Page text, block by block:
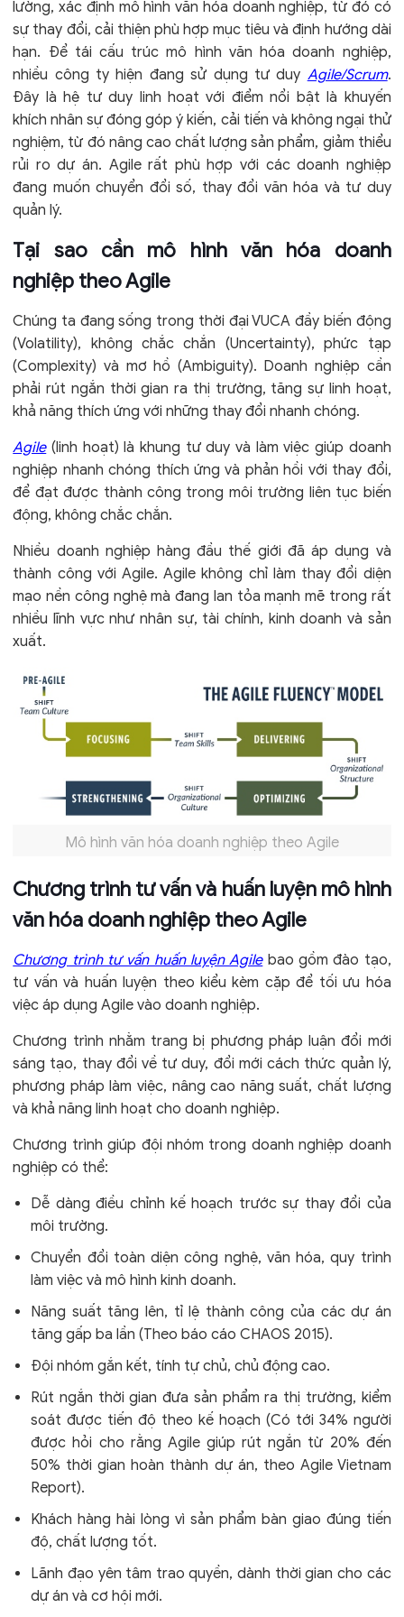
lường, xác định mô hình văn hóa doanh nghiệp, từ đó có
sự thay đổi, cải thiện phù hợp mục tiêu và định hướng dài
hạn. Để tái cấu trúc mô hình văn hóa doanh nghiệp,
nhiều công ty hiện đang sử dụng tư duy Agile/Scrum.
Đây là hệ tư duy linh hoạt với điểm nổi bật là khuyến
khích nhân sự đóng góp ý kiến, cải tiến và không ngại thử
nghiệm, từ đó nâng cao chất lượng sản phẩm, giảm thiểu
rủi ro dự án. Agile rất phù hợp với các doanh nghiệp
đang muốn chuyển đổi số, thay đổi văn hóa và tư duy
quản lý.
Tại sao cần mô hình văn hóa doanh
nghiệp theo Agile
Chúng ta đang sống trong thời đại VUCA đầy biến động
(Volatility), không chắc chắn (Uncertainty), phức tạp
(Complexity) và mơ hồ (Ambiguity). Doanh nghiệp cần
phải rút ngắn thời gian ra thị trường, tăng sự linh hoạt,
khả năng thích ứng với những thay đổi nhanh chóng.
Agile(linh hoạt) là khung tư duy và làm việc giúp doanh
nghiệp nhanh chóng thích ứng và phản hồi với thay đổi,
để đạt được thành công trong môi trường liên tục biến
động, không chắc chắn.
Nhiều doanh nghiệp hàng đầu thế giới đã áp dụng và
thành công với Agile. Agile không chỉ làm thay đổi diện
mạo nền công nghệ mà đang lan tỏa mạnh mẽ trong rất
nhiều lĩnh vực như nhân sự, tài chính, kinh doanh và sản
xuất.
Mô hình văn hóa doanh nghiệp theo Agile
Chương trình tư vấn và huấn luyện mô hình
văn hóa doanh nghiệp theo Agile
Chương trình tư vấn huấn luyện Agilebao gồm đào tạo,
tư vấn và huấn luyện theo kiểu kèm cặp để tối ưu hóa
việc áp dụng Agile vào doanh nghiệp.
Chương trình nhằm trang bị phương pháp luận đổi mới
sáng tạo, thay đổi về tư duy, đổi mới cách thức quản lý,
phương pháp làm việc, nâng cao năng suất, chất lượng
và khả năng linh hoạt cho doanh nghiệp.
Chương trình giúp đội nhóm trong doanh nghiệp doanh
nghiệp có thể:
Dễ dàng điều chỉnh kế hoạch trước sự thay đổi của
môi trường.
Chuyển đổi toàn diện công nghệ, văn hóa, quy trình
làm việc và mô hình kinh doanh.
Năng suất tăng lên, tỉ lệ thành công của các dự án
tăng gấp ba lần (Theo báo cáo CHAOS 2015).
Đội nhóm gắn kết, tính tự chủ, chủ động cao.
Rút ngắn thời gian đưa sản phẩm ra thị trường, kiểm
soát được tiến độ theo kế hoạch (Có tới 34% người
được hỏi cho rằng Agile giúp rút ngắn từ 20% đến
50% thời gian hoàn thành dự án, theo Agile Vietnam
Report).
Khách hàng hài lòng vì sản phẩm bàn giao đúng tiến
độ, chất lượng tốt.
Lãnh đạo yên tâm trao quyền, dành thời gian cho các
dự án và cơ hội mới.